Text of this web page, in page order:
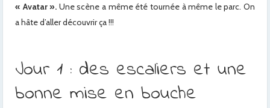
« Avatar ». Une scène a même été tournée à même le parc. On
a hâte d’aller découvrir ça !!!
Jour 1 : des escaliers et une
bonne mise en bouche